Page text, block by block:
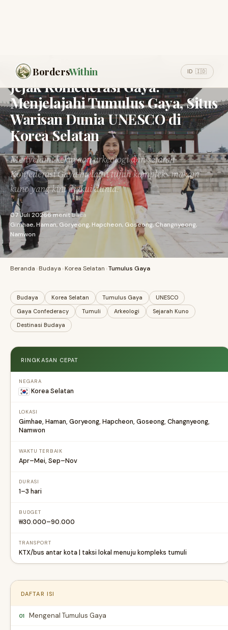
Jejak Konfederasi Gaya:
Menjelajahi Tumulus Gaya, Situs
Warisan Dunia UNESCO di
Korea Selatan
Menyelami kekayaan arkeologi dan sejarah
Konfederasi Gaya melalui tujuh kompleks makam
kuno yang kini diakui dunia.
07 Juli 20266 menitbaca
Gimhae, Haman, Goryeong, Hapcheon, Goseong, Changnyeong,
Namwon
Beranda ›Budaya ›Korea Selatan ›Tumulus Gaya
Budaya Korea Selatan Tumulus Gaya
UNESCO
Gaya Confederacy
Tumuli Arkeologi
Sejarah Kuno
Destinasi Budaya
RINGKASAN CEPAT
NEGARA
Korea Selatan
LOKASI
Gimhae, Haman, Goryeong, Hapcheon, Goseong, Changnyeong,
Namwon
WAKTU TERBAIK
Apr–Mei, Sep–Nov
DURASI
1–3 hari
BUDGET
₩30.000–90.000
TRANSPORT
KTX/bus antar kota | taksi lokal menuju kompleks tumuli
DAFTAR ISI
01 Mengenal Tumulus Gaya